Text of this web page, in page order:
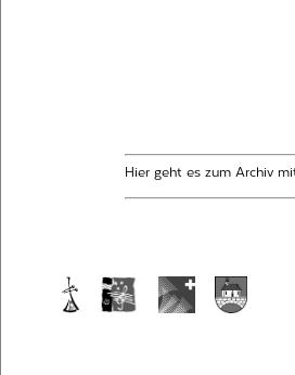
Hier geht es zum Archiv